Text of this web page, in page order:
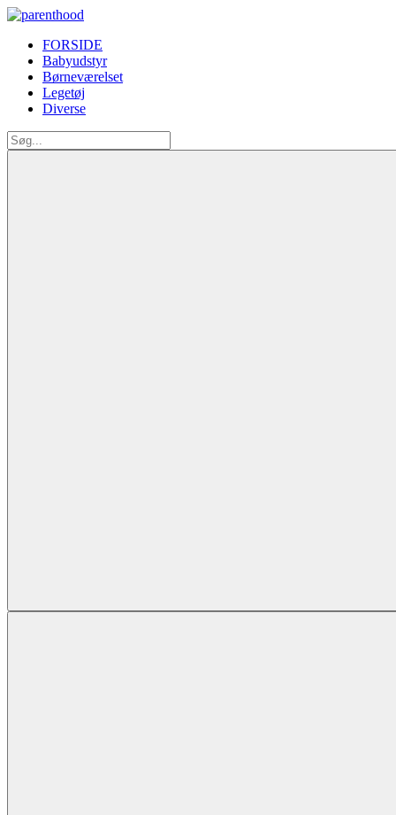
FORSIDE
Babyudstyr
Børneværelset
Legetøj
Diverse
Search
for: